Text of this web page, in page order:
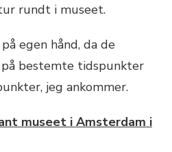
rundt i museet.
egen hånd, da de
bestemte tidspunkter
jeg ankommer.
museet i Amsterdam i